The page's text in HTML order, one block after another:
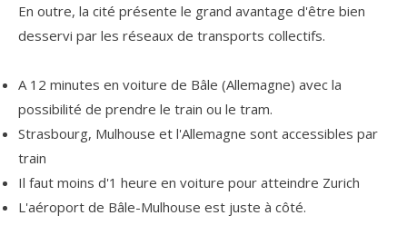
En outre, la cité présente le grand avantage d'être bien
desservi par les réseaux de transports collectifs.
A 12 minutes en voiture de Bâle (Allemagne) avec la
possibilité de prendre le train ou le tram.
Strasbourg, Mulhouse et l'Allemagne sont accessibles par
train
Il faut moins d'1 heure en voiture pour atteindre Zurich
L'aéroport de Bâle-Mulhouse est juste à côté.